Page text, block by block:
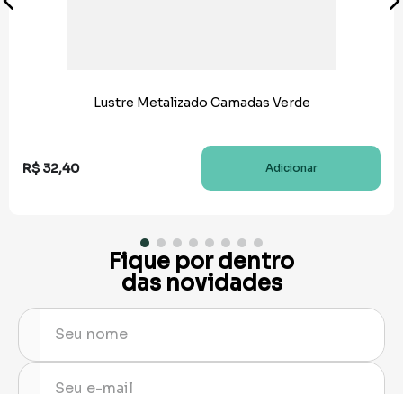
Lustre Metalizado Camadas Verde
R$ 32,40 Adicionar
Fique por dentro
das novidades